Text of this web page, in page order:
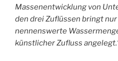
Massenentwicklung von
den drei Zuflüssen bringt
nennenswerte
künstlicher Zufluss